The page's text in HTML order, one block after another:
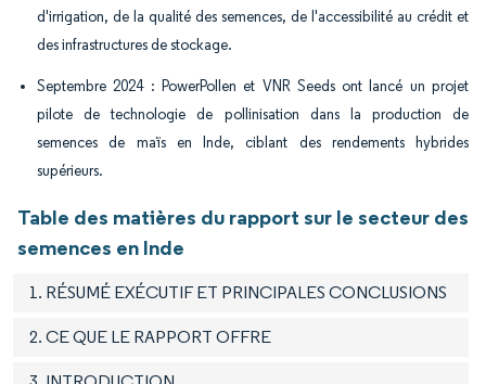
d'irrigation, de la qualité des semences, de l'accessibilité au crédit et
des infrastructures de stockage.
Septembre 2024 : PowerPollen et VNR Seeds ont lancé un projet
pilote de technologie de pollinisation dans la production de
semences de maïs en Inde, ciblant des rendements hybrides
supérieurs.
Table des matières du rapport sur le secteur des
semences en Inde
1. RÉSUMÉ EXÉCUTIF ET PRINCIPALES CONCLUSIONS
2. CE QUE LE RAPPORT OFFRE